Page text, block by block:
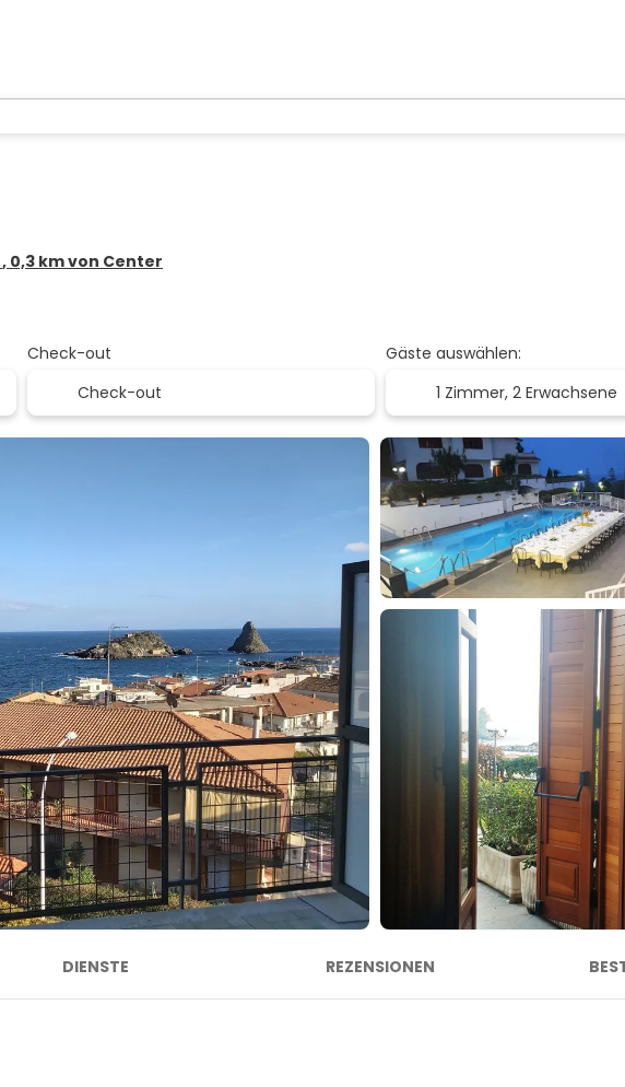
, 0,3 km von Center
Check-out
Gäste auswählen:
1 Zimmer, 2 Erwachsene
DIENSTE REZENSIONEN